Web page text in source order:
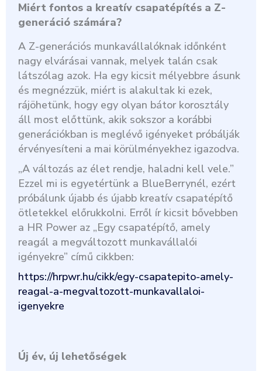
Miért fontos a kreatív csapatépítés a Z-
generáció számára?
A Z-generációs munkavállalóknak időnként
nagy elvárásai vannak, melyek talán csak
látszólag azok. Ha egy kicsit mélyebbre ásunk
és megnézzük, miért is alakultak ki ezek,
rájöhetünk, hogy egy olyan bátor korosztály
áll most előttünk, akik sokszor a korábbi
generációkban is meglévő igényeket próbálják
érvényesíteni a mai körülményekhez igazodva.
„A változás az élet rendje, haladni kell vele.”
Ezzel mi is egyetértünk a BlueBerrynél, ezért
próbálunk újabb és újabb kreatív csapatépítő
ötletekkel előrukkolni. Erről ír kicsit bővebben
a HR Power az „Egy csapatépítő, amely
reagál a megváltozott munkavállalói
igényekre” című cikkben:
https://hrpwr.hu/cikk/egy-csapatepito-amely-
reagal-a-megvaltozott-munkavallaloi-
igenyekre
Új év, új lehetőségek